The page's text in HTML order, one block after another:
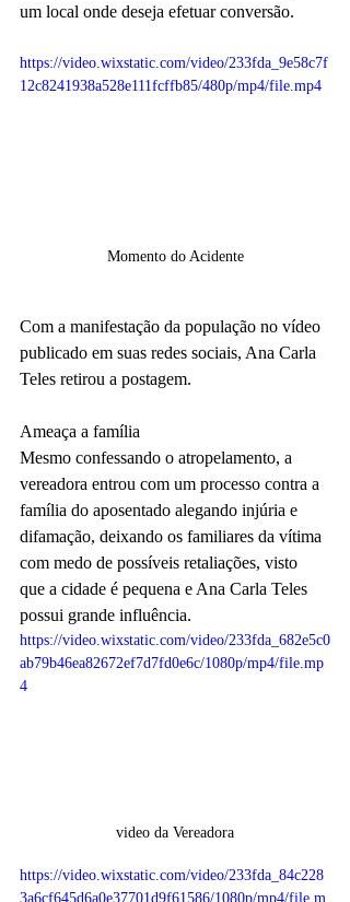
um local onde deseja efetuar conversão.
https://video.wixstatic.com/video/233fda_9e58c7f
12c8241938a528e111fcffb85/480p/mp4/file.mp4
Momento do Acidente
Com a manifestação da população no vídeo
publicado em suas redes sociais, Ana Carla
Teles retirou a postagem.
Ameaça a família
Mesmo confessando o atropelamento, a
vereadora entrou com um processo contra a
família do aposentado alegando injúria e
difamação, deixando os familiares da vítima
com medo de possíveis retaliações, visto
que a cidade é pequena e Ana Carla Teles
possui grande influência.
https://video.wixstatic.com/video/233fda_682e5c0
ab79b46ea82672ef7d7fd0e6c/1080p/mp4/file.mp
4
video da Vereadora
https://video.wixstatic.com/video/233fda_84c228
3a6cf645d6a0e37701d9f61586/1080p/mp4/file.m